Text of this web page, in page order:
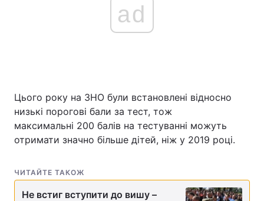
ad
Цього року на ЗНО були встановлені відносно
низькі порогові бали за тест, тож
максимальні 200 балів на тестуванні можуть
отримати значно більше дітей, ніж у 2019 році.
ЧИТАЙТЕ ТАКОЖ
Не встиг вступити до вишу –